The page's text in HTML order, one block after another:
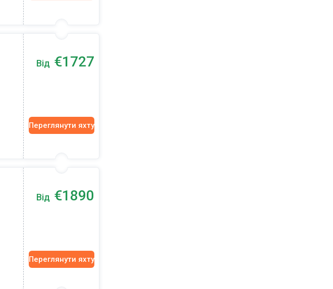
Від €1727
Переглянути яхту
Від €1890
Переглянути яхту